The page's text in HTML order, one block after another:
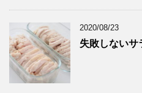
2020/08/23
失敗しないサ